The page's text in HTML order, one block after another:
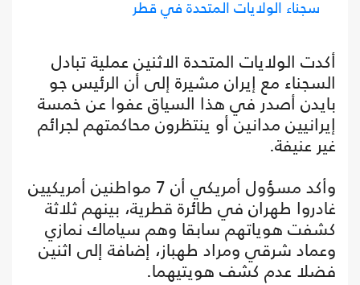
سجناء الولايات المتحدة في قطر
أكدت الولايات المتحدة الاثنين عملية تبادل
السجناء مع إيران مشيرة إلى أن الرئيس جو
بايدن أصدر في هذا السياق عفوا عن خمسة
إيرانيين مدانين أو ينتظرون محاكمتهم لجرائم
غير عنيفة.
وأكد مسؤول أمريكي أن 7 مواطنين أمريكيين
غادروا طهران في طائرة قطرية، بينهم ثلاثة
كشفت هوياتهم سابقا وهم سياماك نمازي
وعماد شرقي ومراد طهباز، إضافة إلى اثنين
فضلا عدم كشف هويتيهما.